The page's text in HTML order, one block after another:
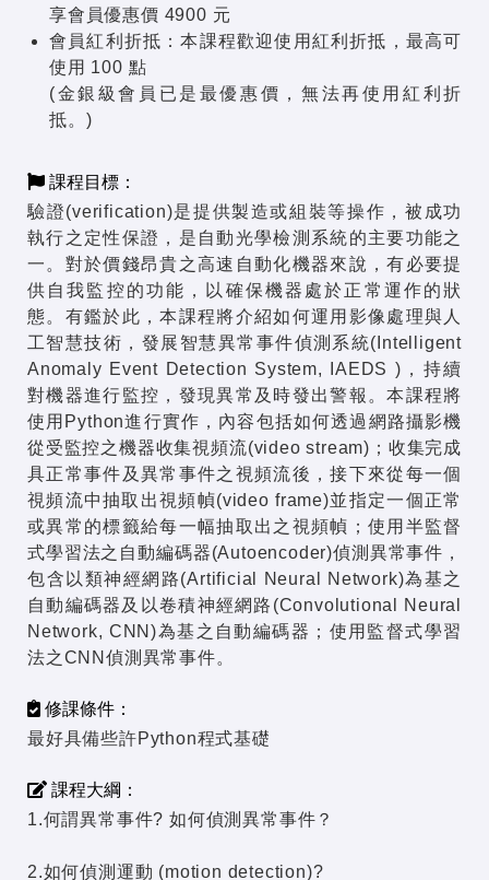
享會員優惠價 4900 元
會員紅利折抵：本課程歡迎使用紅利折抵，最高可
使用 100 點
(金銀級會員已是最優惠價，無法再使用紅利折
抵。)
課程目標：
驗證(verification)是提供製造或組裝等操作，被成功
執行之定性保證，是自動光學檢測系統的主要功能之
一。對於價錢昂貴之高速自動化機器來說，有必要提
供自我監控的功能，以確保機器處於正常運作的狀
態。有鑑於此，本課程將介紹如何運用影像處理與人
工智慧技術，發展智慧異常事件偵測系統(Intelligent
Anomaly Event Detection System, IAEDS )，持續
對機器進行監控，發現異常及時發出警報。本課程將
使用Python進行實作，內容包括如何透過網路攝影機
從受監控之機器收集視頻流(video stream)；收集完成
具正常事件及異常事件之視頻流後，接下來從每一個
視頻流中抽取出視頻幀(video frame)並指定一個正常
或異常的標籤給每一幅抽取出之視頻幀；使用半監督
式學習法之自動編碼器(Autoencoder)偵測異常事件，
包含以類神經網路(Artificial Neural Network)為基之
自動編碼器及以卷積神經網路(Convolutional Neural
Network, CNN)為基之自動編碼器；使用監督式學習
法之CNN偵測異常事件。
修課條件：
最好具備些許Python程式基礎
課程大綱：
1.何謂異常事件? 如何偵測異常事件？
2.如何偵測運動 (motion detection)?